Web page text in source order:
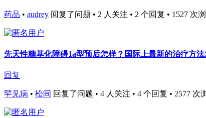
药品 • audrey 回复了问题 • 2 人关注 • 2 个回复 • 1527 次浏
先天性糖基化障碍1a型预后怎样？国际上最新的治疗方
回复
罕见病 • 松间 回复了问题 • 4 人关注 • 4 个回复 • 2577 次